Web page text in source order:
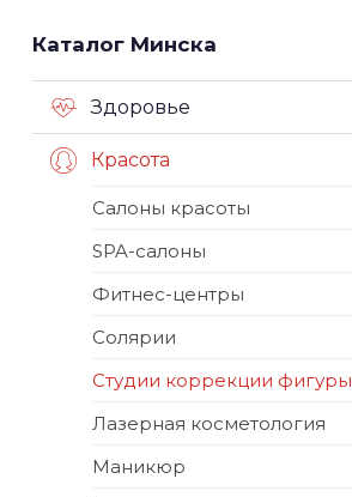
Каталог Минска
Здоровье
Красота
Салоны красоты
SPA-салоны
Фитнес-центры
Солярии
Студии коррекции фигуры
Лазерная косметология
Маникюр